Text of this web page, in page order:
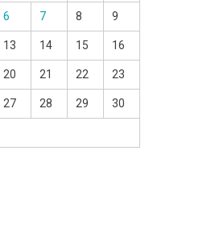
6 7 8 9
13 14 15 16
20 21 22 23
27 28 29 30